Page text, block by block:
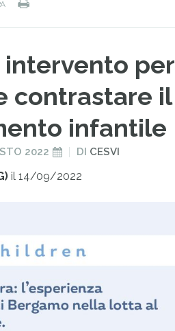
per
contrastare il
infantile
2022 DI CESVI
il 14/09/2022